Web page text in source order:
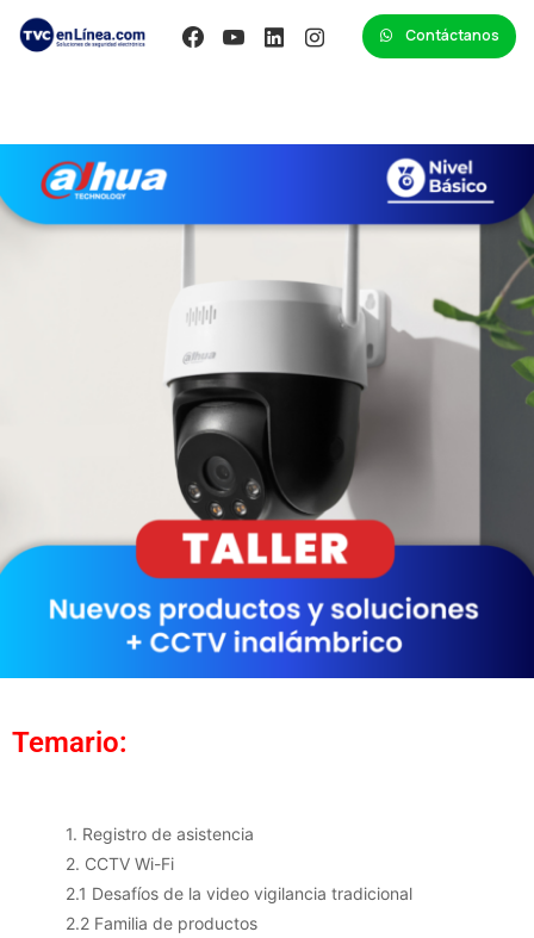
Contáctanos
Temario:
1. Registro de asistencia
2. CCTV Wi-Fi
2.1 Desafíos de la video vigilancia tradicional
2.2 Familia de productos